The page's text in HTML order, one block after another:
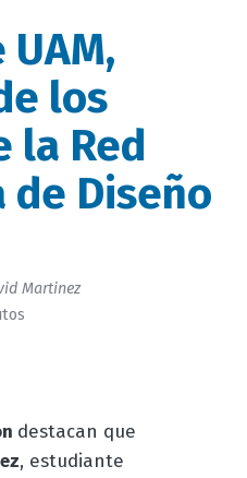
los
la Red
de Diseño
Martinez
destacan que
, estudiante